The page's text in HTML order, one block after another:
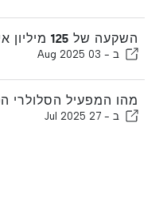
השקעה של 125 מיליון אירו בפיתוח אלגרבה
ב - 03 Aug 2025
מהו המפעיל הסלולרי
ב - 27 Jul 2025